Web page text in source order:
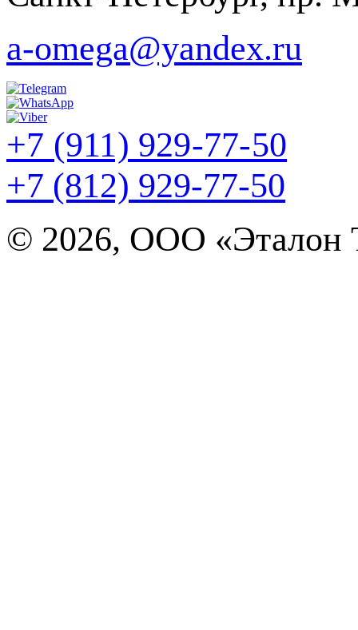
a-omega@yandex.ru
+7 (911) 929-77-50
+7 (812) 929-77-50
© 2026, ООО «Эталон